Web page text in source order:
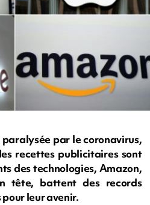
par le coronavirus,
recettes publicitaires sont
des technologies, Amazon,
tête, battent des records
leur avenir.